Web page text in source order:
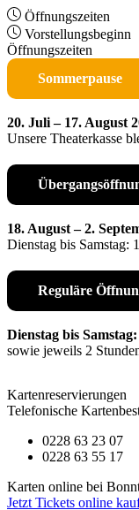
Öffnungszeiten
Vorstellungsbeginn
Öffnungszeiten
Sommerpause
20. Juli – 17. August
Unsere Theaterkasse
18. August – 2.
Dienstag bis Samstag:
Reguläre
Dienstag bis
sowie jeweils 2
Kartenreservierungen
Telefonische
0228 63 23 07
0228 63 55 17
Karten online bei
Jetzt Tickets online